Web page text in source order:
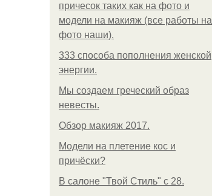
причесок таких как на фото и
модели на макияж (все работы на
фото наши).
333 способа пополнения женской
энергии.
Мы создаем греческий образ
невесты.
Обзор макияж 2017.
Модели на плетение кос и
причёски?
В салоне "Твой Стиль" с 28.